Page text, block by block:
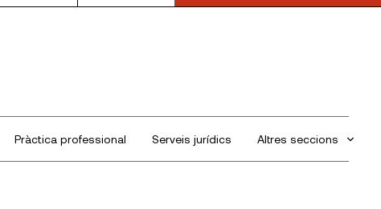
Pràctica professional Serveis jurídics Altres seccions